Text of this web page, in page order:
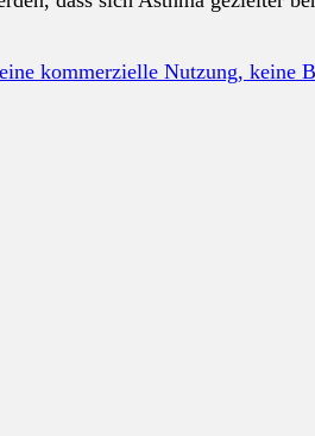
kommerzielle Nutzung, keine